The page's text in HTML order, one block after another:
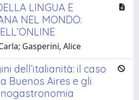
LINGUA E
NEL MONDO:
Gasperini, Alice
dell’italianità: il caso
Buenos Aires e gli